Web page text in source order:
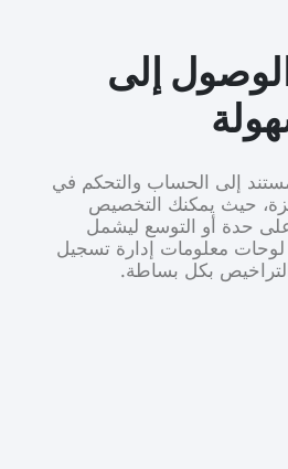
إلى
إلى الحساب والتحكم في
حيث يمكنك التخصيص
حدة أو التوسع ليشمل
معلومات إدارة تسجيل
بكل بساطة.